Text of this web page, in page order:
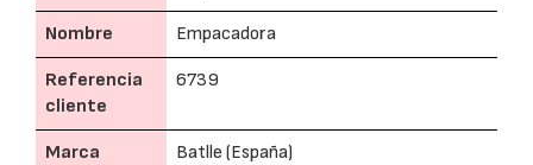
Nombre Empacadora
Referencia
cliente
6739
Marca Batlle (España)